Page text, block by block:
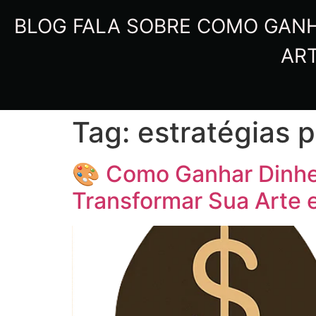
BLOG FALA SOBRE COMO
Tag: estratégias
🎨 Como Ganhar
Transformar Sua Arte